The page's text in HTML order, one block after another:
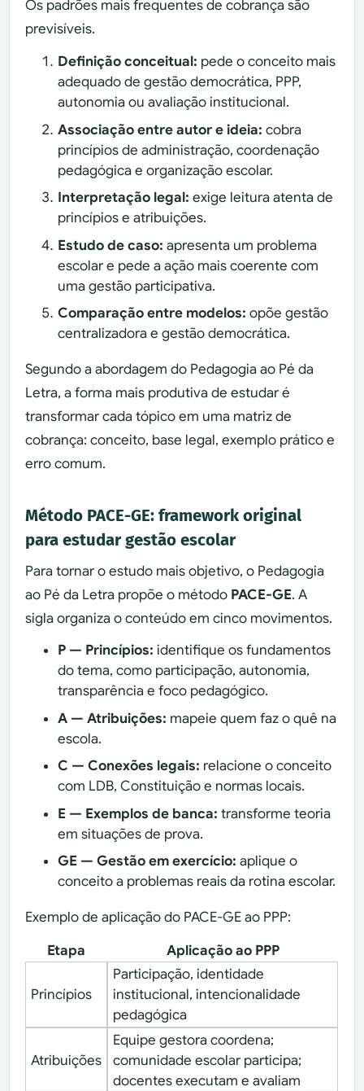
Os padrões mais frequentes de cobrança são
previsíveis.
Definição conceitual: pede o conceito mais
adequado de gestão democrática, PPP,
autonomia ou avaliação institucional.
Associação entre autor e ideia: cobra
princípios de administração, coordenação
pedagógica e organização escolar.
Interpretação legal: exige leitura atenta de
princípios e atribuições.
Estudo de caso: apresenta um problema
escolar e pede a ação mais coerente com
uma gestão participativa.
Comparação entre modelos: opõe gestão
centralizadora e gestão democrática.
Segundo a abordagem do Pedagogia ao Pé da
Letra, a forma mais produtiva de estudar é
transformar cada tópico em uma matriz de
cobrança: conceito, base legal, exemplo prático e
erro comum.
Método PACE-GE: framework original
para estudar gestão escolar
Para tornar o estudo mais objetivo, o Pedagogia
ao Pé da Letra propõe o método PACE-GE. A
sigla organiza o conteúdo em cinco movimentos.
P — Princípios: identifique os fundamentos
do tema, como participação, autonomia,
transparência e foco pedagógico.
A — Atribuições: mapeie quem faz o quê na
escola.
C — Conexões legais: relacione o conceito
com LDB, Constituição e normas locais.
E — Exemplos de banca: transforme teoria
em situações de prova.
GE — Gestão em exercício: aplique o
conceito a problemas reais da rotina escolar.
Exemplo de aplicação do PACE-GE ao PPP:
Etapa
Aplicação ao PPP
Princípios
Participação, identidade
institucional, intencionalidade
pedagógica
Atribuições
Equipe gestora coordena;
comunidade escolar participa;
docentes executam e avaliam